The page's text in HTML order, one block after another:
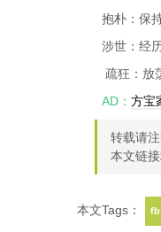
抱朴：保
涉世：经
疏狂：放
AD： 方宝
转载请注
本文链接
本文Tags： fb